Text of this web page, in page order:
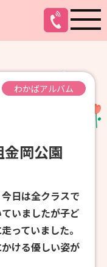
わかばアルバム
岡公園
日は全クラスで
いましたが子ど
っていました。
ける優しい姿が